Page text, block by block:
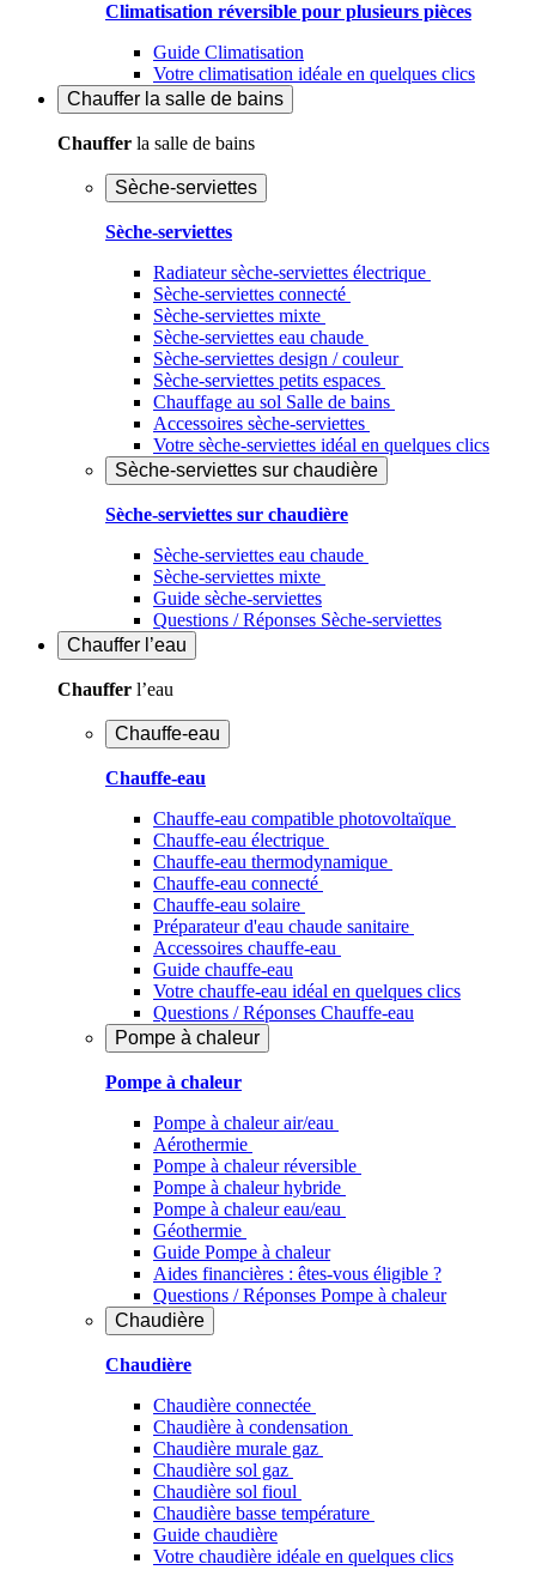
Climatisation réversible pour plusieurs pièces
Guide Climatisation
Votre climatisation idéale en quelques clics
Chauffer la salle de bains
Chauffer la salle de bains
Sèche-serviettes
Sèche-serviettes
Radiateur sèche-serviettes électrique
Sèche-serviettes connecté
Sèche-serviettes mixte
Sèche-serviettes eau chaude
Sèche-serviettes design / couleur
Sèche-serviettes petits espaces
Chauffage au sol Salle de bains
Accessoires sèche-serviettes
Votre sèche-serviettes idéal en quelques clics
Sèche-serviettes sur chaudière
Sèche-serviettes sur chaudière
Sèche-serviettes eau chaude
Sèche-serviettes mixte
Guide sèche-serviettes
Questions / Réponses Sèche-serviettes
Chauffer l’eau
Chauffer l’eau
Chauffe-eau
Chauffe-eau
Chauffe-eau compatible photovoltaïque
Chauffe-eau électrique
Chauffe-eau thermodynamique
Chauffe-eau connecté
Chauffe-eau solaire
Préparateur d'eau chaude sanitaire
Accessoires chauffe-eau
Guide chauffe-eau
Votre chauffe-eau idéal en quelques clics
Questions / Réponses Chauffe-eau
Pompe à chaleur
Pompe à chaleur
Pompe à chaleur air/eau
Aérothermie
Pompe à chaleur réversible
Pompe à chaleur hybride
Pompe à chaleur​ eau/eau
Géothermie
Guide Pompe à chaleur
Aides financières : êtes-vous éligible ?
Questions / Réponses Pompe à chaleur
Chaudière
Chaudière
Chaudière connectée
Chaudière à condensation
Chaudière murale gaz
Chaudière sol gaz
Chaudière sol fioul
Chaudière basse température
Guide chaudière
Votre chaudière idéale en quelques clics